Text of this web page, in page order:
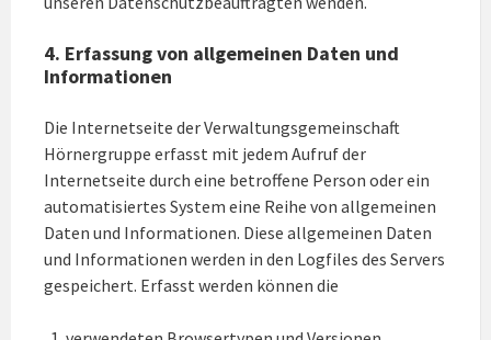
4. Erfassung von allgemeinen Daten und
Informationen
Die Internetseite der Verwaltungsgemeinschaft
Hörnergruppe erfasst mit jedem Aufruf der
Internetseite durch eine betroffene Person oder ein
automatisiertes System eine Reihe von allgemeinen
Daten und Informationen. Diese allgemeinen Daten
und Informationen werden in den Logfiles des Servers
gespeichert. Erfasst werden können die